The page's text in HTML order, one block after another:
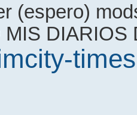
(espero)
MIS